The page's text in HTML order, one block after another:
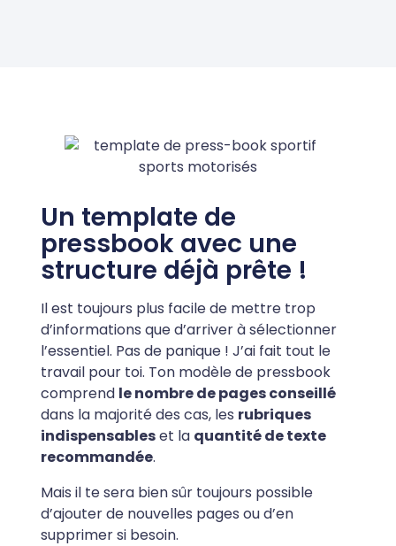
Un template de
pressbook avec une
structure déjà prête !
Il est toujours plus facile de mettre trop
d’informations que d’arriver à sélectionner
l’essentiel. Pas de panique ! J’ai fait tout le
travail pour toi. Ton modèle de pressbook
comprend le nombre de pages conseillé
dans la majorité des cas, les rubriques
indispensableset la quantité de texte
recommandée.
Mais il te sera bien sûr toujours possible
d’ajouter de nouvelles pages ou d’en
supprimer si besoin.